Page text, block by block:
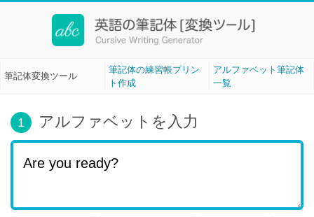
筆記体変換ツール[Cursive Writing]
筆記体変換ツール
筆記体の練習帳プリン
ト作成
アルファベット筆記体
一覧
1 アルファベットを入力